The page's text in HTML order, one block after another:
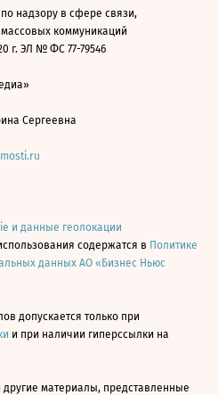
надзору в сфере связи,
коммуникаций
г. ЭЛ № ФС 77-79546
Сергеевна
и данные геолокации
содержатся в Политике
данных АО «Бизнес Ньюс
допускается только при
и при наличии гиперссылки на
другие материалы, представленные